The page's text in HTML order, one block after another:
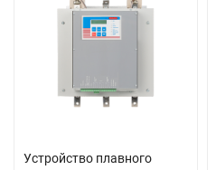
Устройство плавного